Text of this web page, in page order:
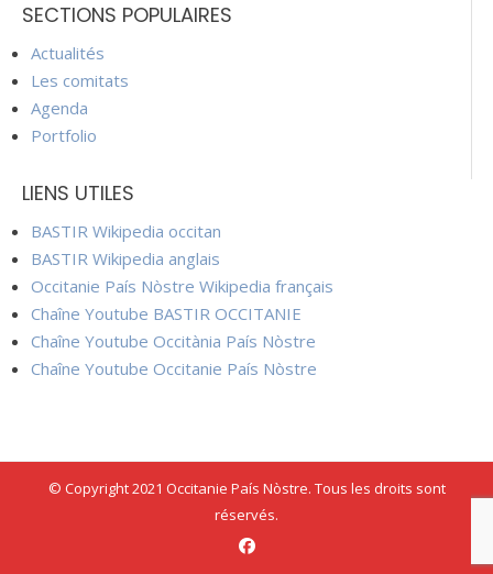
SECTIONS POPULAIRES
Actualités
Les comitats
Agenda
Portfolio
LIENS UTILES
BASTIR Wikipedia occitan
BASTIR Wikipedia anglais
Occitanie País Nòstre Wikipedia français
Chaîne Youtube BASTIR OCCITANIE
Chaîne Youtube Occitània País Nòstre
Chaîne Youtube Occitanie País Nòstre
© Copyright 2021 Occitanie País Nòstre. Tous les droits sont
réservés.